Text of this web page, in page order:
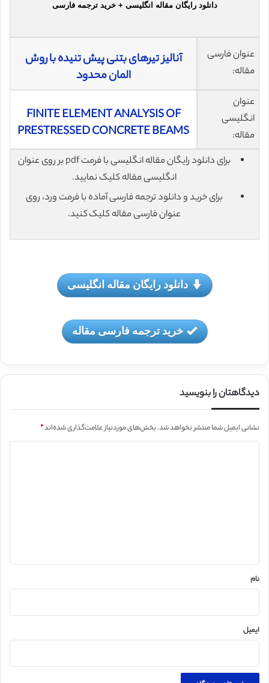
دانلود رایگان مقاله انگلیسی + خرید ترجمه فارسی
عنوان فارسی
مقاله:
آنالیز تیرهای بتنی پیش تنیده با روش
المان محدود
عنوان
انگلیسی
مقاله:
FINITE ELEMENT ANALYSIS OF
PRESTRESSED CONCRETE BEAMS
برای دانلود رایگان مقاله انگلیسی با فرمت pdf بر روی عنوان
انگلیسی مقاله کلیک نمایید.
برای خرید و دانلود ترجمه فارسی آماده با فرمت ورد، روی
عنوان فارسی مقاله کلیک کنید.
دانلود رایگان مقاله انگلیسی
خرید ترجمه فارسی مقاله
دیدگاهتان را بنویسید
نشانی ایمیل شما منتشر نخواهد شد.بخش‌های موردنیاز علامت‌گذاری شده‌اند*
نام
ایمیل